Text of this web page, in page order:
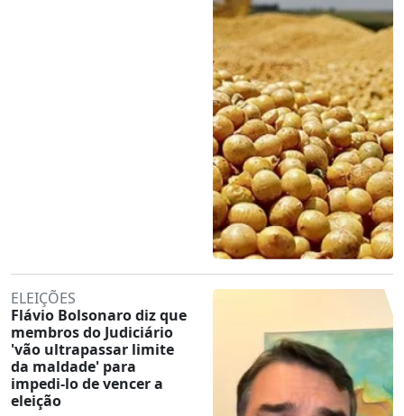
ELEIÇÕES
Flávio Bolsonaro diz que
membros do Judiciário
'vão ultrapassar limite
da maldade' para
impedi-lo de vencer a
eleição